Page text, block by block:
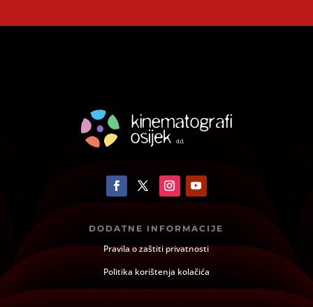
DODATNE INFORMACIJE
Pravila o zaštiti privatnosti
Politika korištenja kolačića